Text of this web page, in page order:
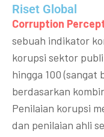
Riset Global​
Corruption
sebuah indikator
korupsi sektor
hingga 100 (sangat
berdasarkan
Penilaian korupsi
dan penilaian ahli